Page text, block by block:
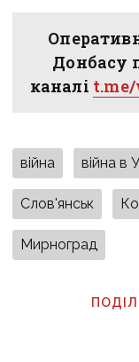
Донбасу
каналі
війна війна в
Слов'янськ
Мирноград